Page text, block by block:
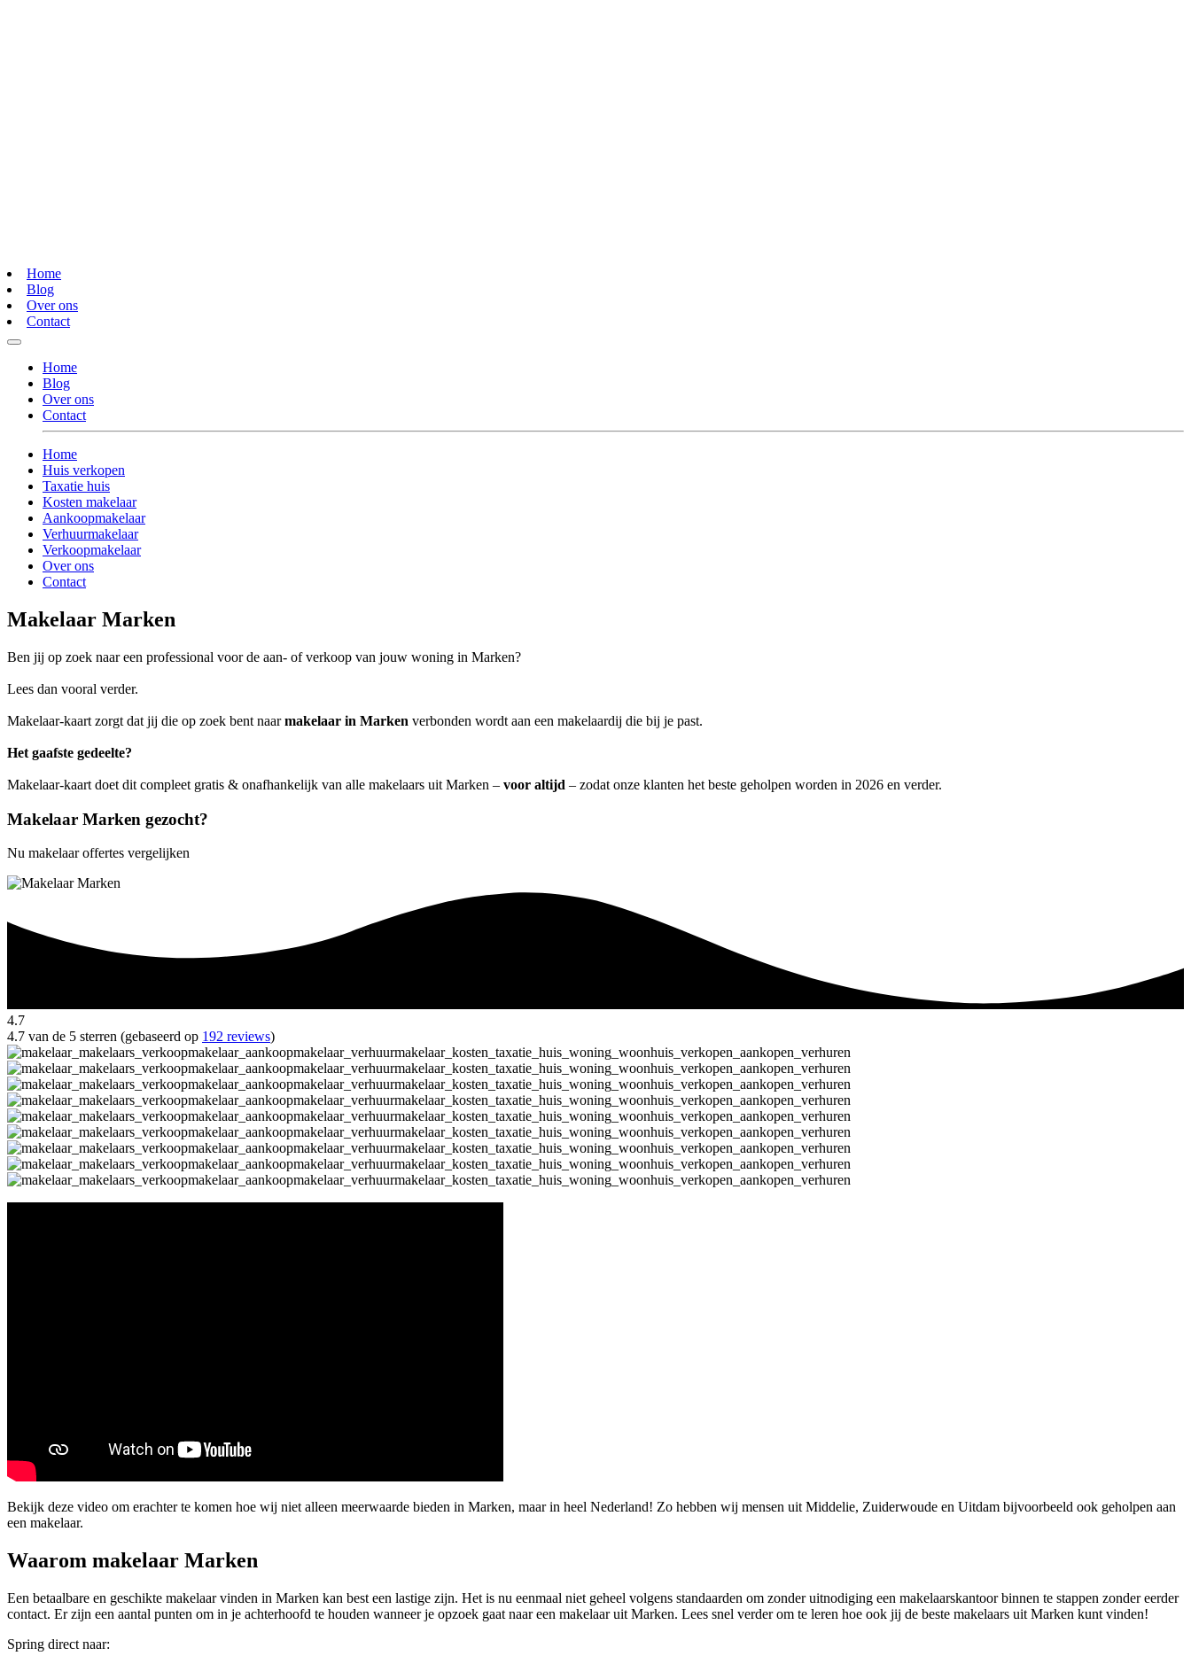
Home
Blog
Over ons
Contact
Home
Blog
Over ons
Contact
Home
Huis verkopen
Taxatie huis
Kosten makelaar
Aankoopmakelaar
Verhuurmakelaar
Verkoopmakelaar
Over ons
Contact
Makelaar Marken
Ben jij op zoek naar een professional voor de aan- of verkoop van jouw woning in Marken?
Lees dan vooral verder.
Makelaar-kaart zorgt dat jij die op zoek bent naarmakelaar in Marken verbonden wordt aan een makelaardij die bij je past.
Het gaafste gedeelte?
Makelaar-kaart doet dit compleet gratis & onafhankelijk van alle makelaars uit Marken – voor altijd – zodat onze klanten het beste geholpen worden in 2026 en verder.
Makelaar Marken gezocht?
Nu makelaar offertes vergelijken
4.7
4.7 van de 5 sterren (gebaseerd op 192 reviews)
Bekijk deze video om erachter te komen hoe wij niet alleen meerwaarde bieden in Marken, maar in heel Nederland! Zo hebben wij mensen uit Middelie, Zuiderwoude en Uitdam bijvoorbeeld ook geholpen aan
een makelaar.
Waarom makelaar Marken
Een betaalbare en geschikte makelaar vinden in Marken kan best een lastige zijn. Het is nu eenmaal niet geheel volgens standaarden om zonder uitnodiging een makelaarskantoor binnen te stappen zonder eerder
contact. Er zijn een aantal punten om in je achterhoofd te houden wanneer je opzoek gaat naar een makelaar uit Marken. Lees snel verder om te leren hoe ook jij de beste makelaars uit Marken kunt vinden!
Spring direct naar: